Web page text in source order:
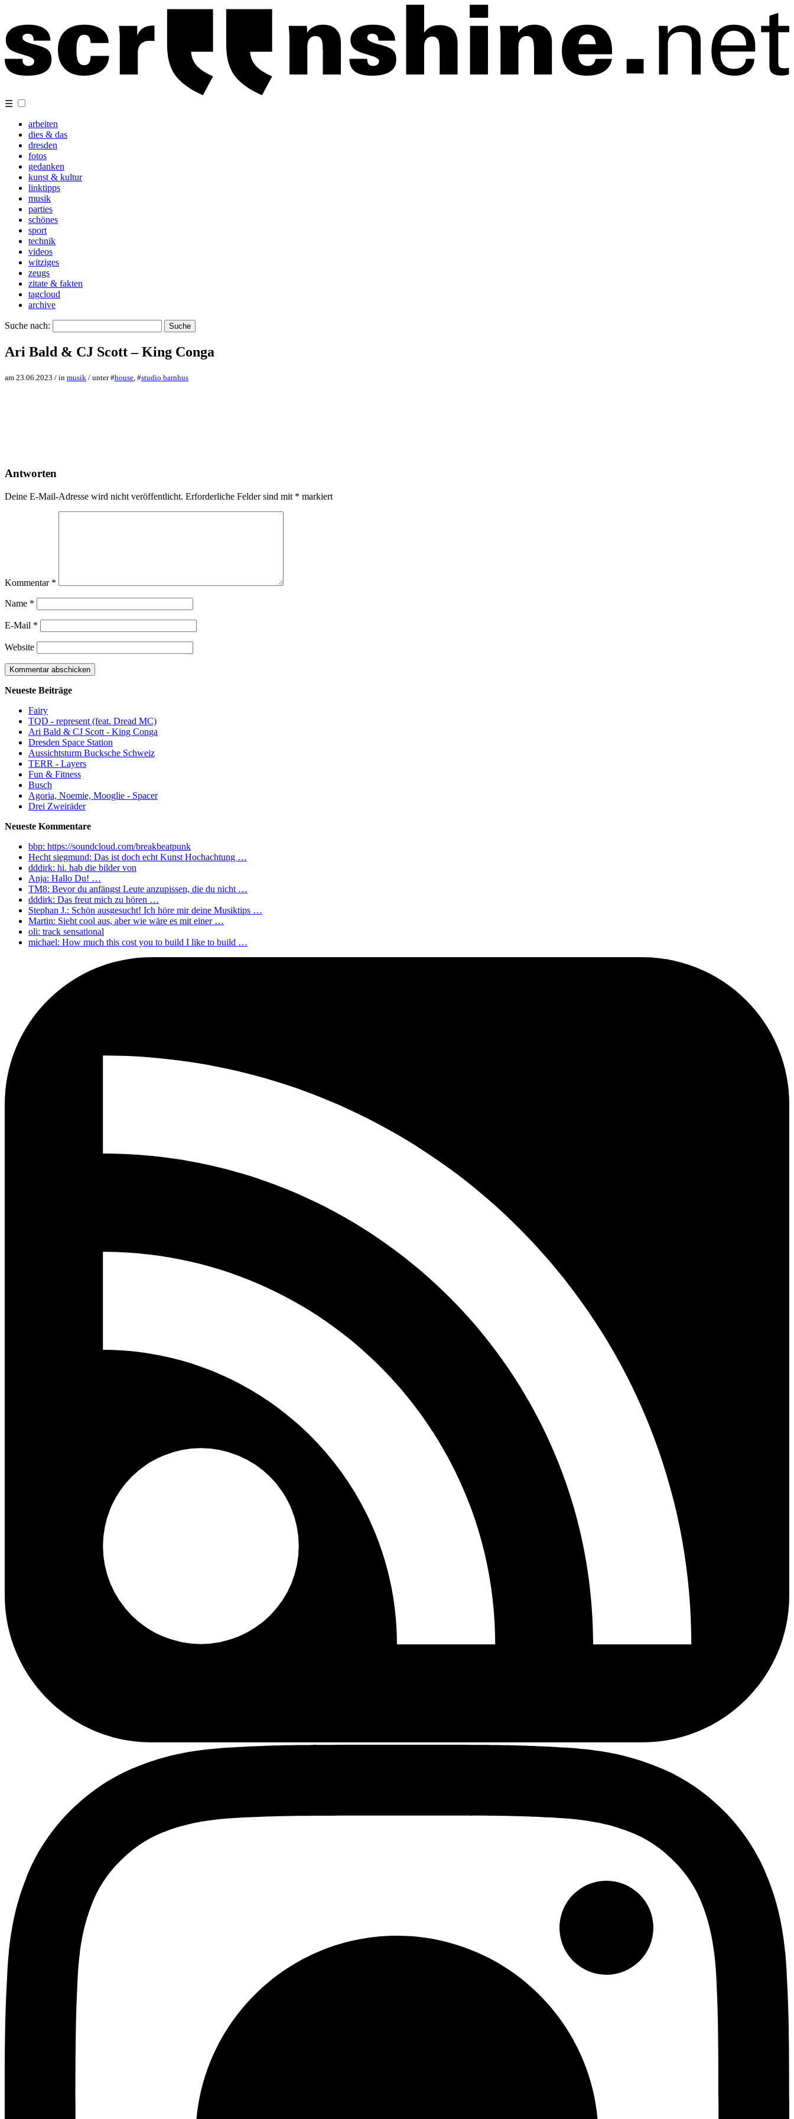
☰
arbeiten
dies & das
dresden
fotos
gedanken
kunst & kultur
linktipps
musik
parties
schönes
sport
technik
videos
witziges
zeugs
zitate & fakten
tagcloud
archive
Suche nach:
Ari Bald & CJ Scott – King Conga
am 23.06.2023 / in musik / unter #house, #studio barnhus
Antworten
Deine E-Mail-Adresse wird nicht veröffentlicht. Erforderliche Felder sind mit * markiert
Kommentar *
Name *
E-Mail *
Website
Neueste Beiträge
Fairy
TQD - represent (feat. Dread MC)
Ari Bald & CJ Scott - King Conga
Dresden Space Station
Aussichtsturm Bucksche Schweiz
TERR - Layers
Fun & Fitness
Busch
Agoria, Noemie, Mooglie - Spacer
Drei Zweiräder
Neueste Kommentare
bbp: https://soundcloud.com/breakbeatpunk
Hecht siegmund: Das ist doch echt Kunst Hochachtung …
dddirk: hi. hab die bilder von
Anja: Hallo Du! …
TM8: Bevor du anfängst Leute anzupissen, die du nicht …
dddirk: Das freut mich zu hören …
Stephan J.: Schön ausgesucht! Ich höre mir deine Musiktips …
Martin: Sieht cool aus, aber wie wäre es mit einer …
oli: track sensational
michael: How much this cost you to build I like to build …